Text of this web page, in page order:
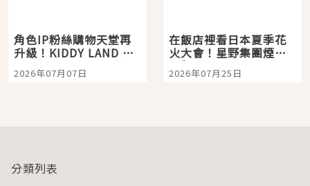
角色IP粉絲購物天堂再
升級！KIDDY LAND 原
宿店吉伊卡哇迎客，新
開幕 OMOKADO 店3分
2026年07月07日
在飯店裡看日本夏季花
火大會！星野集團煙火
景觀飯店6選，讓你不用
人擠人悠閒欣賞
2026年07月25日
分類列表